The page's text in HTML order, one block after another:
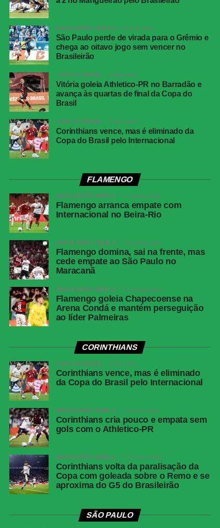
recolher para a garagem da Audi e começar a prova de lá.
Ele seguiu sem grandes avanços no decorrer da disputa:
fez seu pit stop logo no segundo giro, para trocar os
pneus médios pelos duros e estender sua permanência
na pista.Por fim, o jovem conseguiu avançar na terceira
relargada na 70ª volta: ultrapassou Franco Colapinto,
capitalizou a punição de George Russell e também o
abandono de Carlos Sainz – que rodou após um toque de
rodas com Nico Hulkenberg. Após a bandeirada, o
alemão foi punido em 10s pelo incidente, alçando
Bortoleto do 13º ao 12º lugar.
Resultado
Lewis Hamilton (Ferrari) +6s271
Isack Hadjar (Red Bull) +23s394
Oscar Piastri (McLaren) +24s261
Arvid Lindblad (Racing Bulls) +29s010
Pierre Gasly (Alpine) +30s369
Alexander Albon (Williams) +33s413
Esteban Ocon (Haas) +37s140
Sergio Pérez (Cadillac) +39s153
Gabriel Bortoleto (Audi) +42s748
George Russell (Mercedes) +43s353
Nico Hulkenberg (Audi) +44s102
COMENTE ABAIXO:
BRASILEIRÃO SÉRIE A 8 horas atrás
São Paulo perde de virada para o Grêmio e
chega ao oitavo jogo sem vencer no
Brasileirão
COPA DO BRASIL 2 dias atrás
Vitória goleia Athletico-PR no Barradão e
avança às quartas de final da Copa do
Brasil
COPA DO BRASIL 2 dias atrás
Corinthians vence, mas é eliminado da
Copa do Brasil pelo Internacional
FLAMENGO
BRASILEIRÃO SÉRIE A 1 semana atrás
Flamengo arranca empate com
Internacional no Beira-Rio
BRASILEIRÃO SÉRIE A 2 semanas atrás
Flamengo domina, sai na frente, mas
cede empate ao São Paulo no
Maracanã
BRASILEIRÃO SÉRIE A 2 semanas atrás
Flamengo goleia Chapecoense na
Arena Condá e mantém perseguição
ao líder Palmeiras
CORINTHIANS
COPA DO BRASIL 2 dias atrás
Corinthians vence, mas é eliminado
da Copa do Brasil pelo Internacional
BRASILEIRÃO SÉRIE A 1 semana atrás
Corinthians cria pouco e empata sem
gols com o Athletico-PR
BRASILEIRÃO SÉRIE A 2 semanas atrás
Corinthians volta da paralisação da
Copa com goleada sobre o Remo e se
aproxima do G5 do Brasileirão
SÃO PAULO